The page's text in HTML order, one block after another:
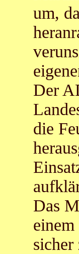
um,
Der
die
Das
sicher